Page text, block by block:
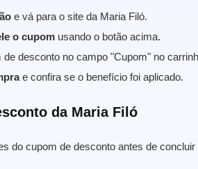
e vá para o site da Maria Filó.
o cupom usando o botão acima.
de desconto no campo "Cupom" no
e confira se o benefício foi aplicado.
da Maria Filó
do cupom de desconto antes de concluir